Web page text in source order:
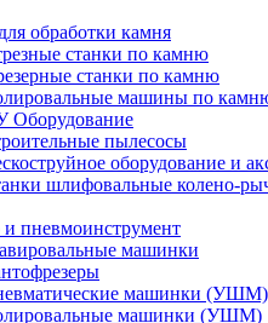
обработки камня
станки по камню
станки по камню
машины по
Оборудование
пылесосы
оборудование и
шлифовальные колено-
и пневмоинструмент
машинки
машинки (УШМ)
машинки (УШМ)